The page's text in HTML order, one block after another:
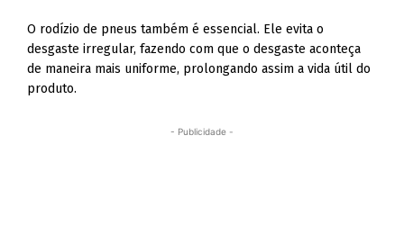
O rodízio de pneus também é essencial. Ele evita o
desgaste irregular, fazendo com que o desgaste aconteça
de maneira mais uniforme, prolongando assim a vida útil do
produto.
- Publicidade -